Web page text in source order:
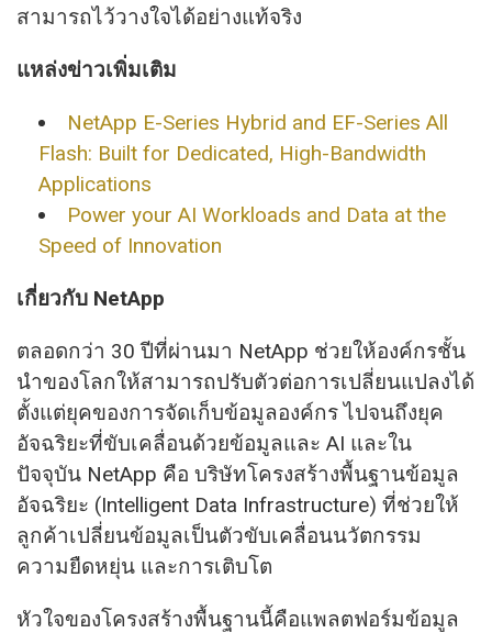
สามารถไว้วางใจได้อย่างแท้จริง
แหล่งข่าวเพิ่มเติม
NetApp E-Series Hybrid and EF-Series All
Flash: Built for Dedicated, High-Bandwidth
Applications
Power your AI Workloads and Data at the
Speed of Innovation
เกี่ยวกับ NetApp
ตลอดกว่า 30 ปีที่ผ่านมา NetApp ช่วยให้องค์กรชั้น
นำของโลกให้สามารถปรับตัวต่อการเปลี่ยนแปลงได้
ตั้งแต่ยุคของการจัดเก็บข้อมูลองค์กร ไปจนถึงยุค
อัจฉริยะที่ขับเคลื่อนด้วยข้อมูลและ AI และใน
ปัจจุบัน NetApp คือ บริษัทโครงสร้างพื้นฐานข้อมูล
อัจฉริยะ (Intelligent Data Infrastructure) ที่ช่วยให้
ลูกค้าเปลี่ยนข้อมูลเป็นตัวขับเคลื่อนนวัตกรรม
ความยืดหยุ่น และการเติบโต
หัวใจของโครงสร้างพื้นฐานนี้คือแพลตฟอร์มข้อมูล